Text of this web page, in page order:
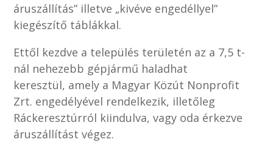
áruszállítás” illetve „kivéve engedéllyel”
kiegészítő táblákkal.
Ettől kezdve a település területén az a 7,5 t-
nál nehezebb gépjármű haladhat
keresztül, amely a Magyar Közút Nonprofit
Zrt. engedélyével rendelkezik, illetőleg
Ráckeresztúrról kiindulva, vagy oda érkezve
áruszállítást végez.